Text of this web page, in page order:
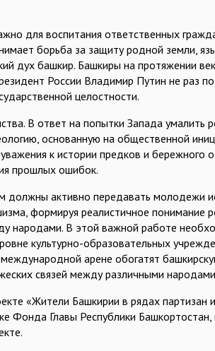
для воспитания ответственных
борьба за защиту родной земли,
дух башкир. Башкиры на протяжении
России Владимир Путин не раз
целостности.
В ответ на попытки Запада умалить
основанную на общественной
к истории предков и бережного
прошлых ошибок.
должны активно передавать молодежи
формируя реалистичное понимание
народами. В этой важной работе
культурно-образовательных
арене обогатят
связей между различными
«Жители Башкирии в рядах партизан
Главы Республики Башкортостан,